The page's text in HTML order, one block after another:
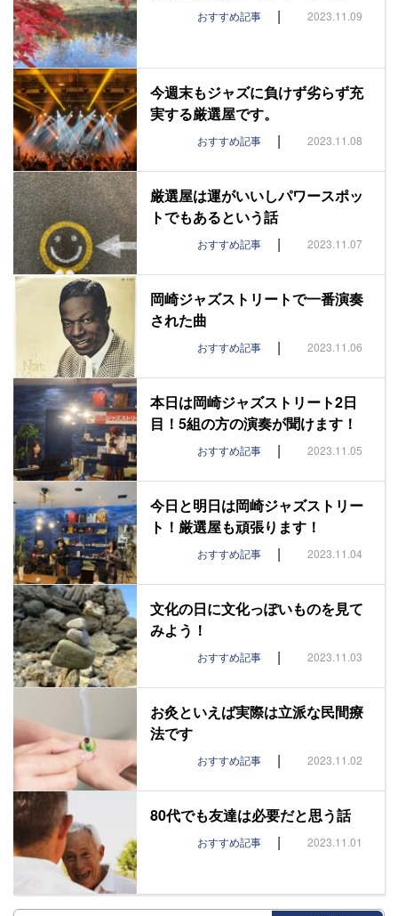
おすすめ記事 | 2023.11.09
今週末もジャズに負けず劣らず充
実する厳選屋です。
おすすめ記事 | 2023.11.08
厳選屋は運がいいしパワースポッ
トでもあるという話
おすすめ記事 | 2023.11.07
岡崎ジャズストリートで一番演奏
された曲
おすすめ記事 | 2023.11.06
本日は岡崎ジャズストリート2日
目！5組の方の演奏が聞けます！
おすすめ記事 | 2023.11.05
今日と明日は岡崎ジャズストリー
ト！厳選屋も頑張ります！
おすすめ記事 | 2023.11.04
文化の日に文化っぽいものを見て
みよう！
おすすめ記事 | 2023.11.03
お灸といえば実際は立派な民間療
法です
おすすめ記事 | 2023.11.02
80代でも友達は必要だと思う話
おすすめ記事 | 2023.11.01